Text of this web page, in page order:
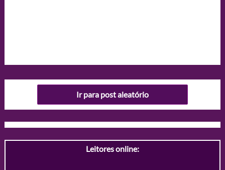
Ir para post aleatório
Leitores online: